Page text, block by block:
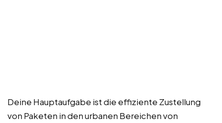
Deine Hauptaufgabe ist die effiziente Zustellung
von Paketen in den urbanen Bereichen von